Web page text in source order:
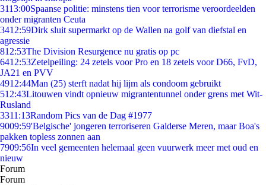
3113:00Spaanse politie: minstens tien voor terrorisme veroordeelden
onder migranten Ceuta
3412:59Dirk sluit supermarkt op de Wallen na golf van diefstal en
agressie
812:53The Division Resurgence nu gratis op pc
6412:53Zetelpeiling: 24 zetels voor Pro en 18 zetels voor D66, FvD,
JA21 en PVV
4912:44Man (25) sterft nadat hij lijm als condoom gebruikt
512:43Litouwen vindt opnieuw migrantentunnel onder grens met Wit-
Rusland
3311:13Random Pics van de Dag #1977
9009:59'Belgische' jongeren terroriseren Galderse Meren, maar Boa's
pakken topless zonnen aan
7909:56In veel gemeenten helemaal geen vuurwerk meer met oud en
nieuw
Forum
Forum